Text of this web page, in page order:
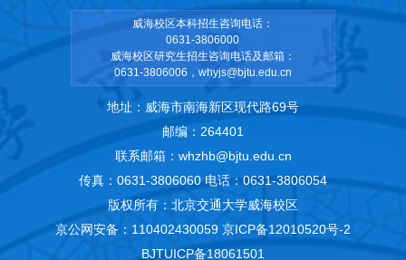
威海校区本科招生咨询电话：
0631-3806000
威海校区研究生招生咨询电话及邮箱：
0631-3806006，whyjs@bjtu.edu.cn
地址：威海市南海新区现代路69号
邮编：264401
联系邮箱：whzhb@bjtu.edu.cn
传真：0631-3806060 电话：0631-3806054
版权所有：北京交通大学威海校区
京公网安备：110402430059 京ICP备12010520号-2
BJTUICP备18061501